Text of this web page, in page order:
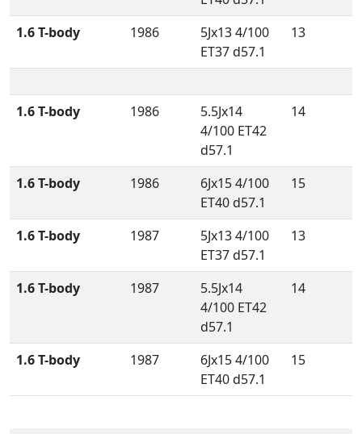
1.6 T-body 1986
5Jx13 4/100
ET37 d57.1
13
1.6 T-body 1986
5.5Jx14
4/100 ET42
d57.1
14
1.6 T-body 1986
6Jx15 4/100
ET40 d57.1
15
1.6 T-body 1987
5Jx13 4/100
ET37 d57.1
13
1.6 T-body 1987
5.5Jx14
4/100 ET42
d57.1
14
1.6 T-body 1987
6Jx15 4/100
ET40 d57.1
15